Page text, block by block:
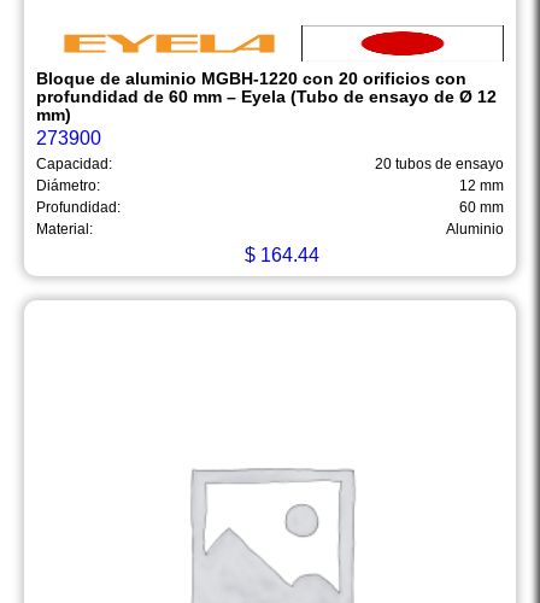
Bloque de aluminio MGBH-1220 con 20 orificios con
profundidad de 60 mm – Eyela (Tubo de ensayo de Ø 12
mm)
273900
Capacidad:
20 tubos de ensayo
Diámetro:
12 mm
Profundidad:
60 mm
Material:
Aluminio
$ 164.44